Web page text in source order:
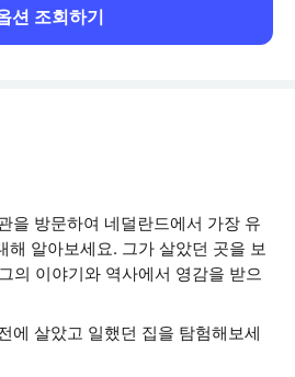
션 조회하기
을 방문하여 네덜란드에서 가장 유
해 알아보세요. 그가 살았던 곳을 보
의 이야기와 역사에서 영감을 받으
에 살았고 일했던 집을 탐험해보세